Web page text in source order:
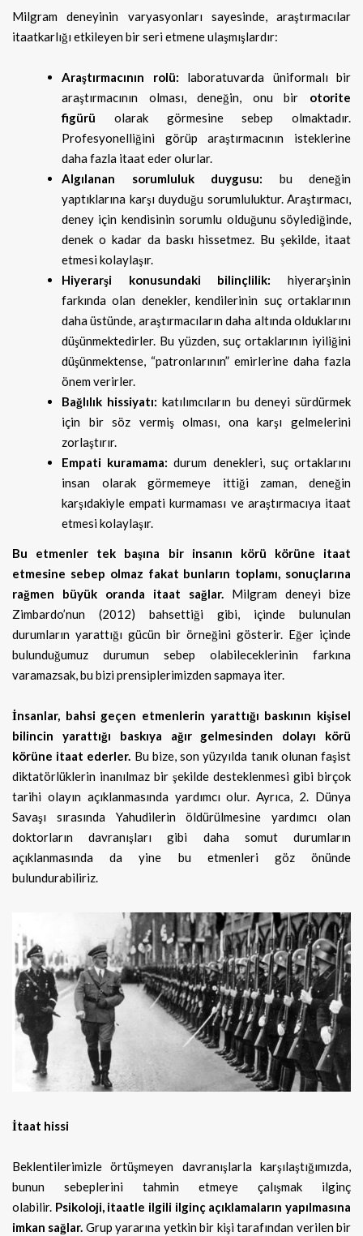
Milgram deneyinin varyasyonları sayesinde, araştırmacılar
itaatkarlığı etkileyen bir seri etmene ulaşmışlardır:
Araştırmacının rolü: laboratuvarda üniformalı bir
araştırmacının olması, deneğin, onu bir otorite
figürü olarak görmesine sebep olmaktadır.
Profesyonelliğini görüp araştırmacının isteklerine
daha fazla itaat eder olurlar.
Algılanan sorumluluk duygusu: bu deneğin
yaptıklarına karşı duyduğu sorumluluktur. Araştırmacı,
deney için kendisinin sorumlu olduğunu söylediğinde,
denek o kadar da baskı hissetmez. Bu şekilde, itaat
etmesi kolaylaşır.
Hiyerarşi konusundaki bilinçlilik: hiyerarşinin
farkında olan denekler, kendilerinin suç ortaklarının
daha üstünde, araştırmacıların daha altında olduklarını
düşünmektedirler. Bu yüzden, suç ortaklarının iyiliğini
düşünmektense, “patronlarının” emirlerine daha fazla
önem verirler.
Bağlılık hissiyatı:katılımcıların bu deneyi sürdürmek
için bir söz vermiş olması, ona karşı gelmelerini
zorlaştırır.
Empati kuramama:durum denekleri, suç ortaklarını
insan olarak görmemeye ittiği zaman, deneğin
karşıdakiyle empati kurmaması ve araştırmacıya itaat
etmesi kolaylaşır.
Bu etmenler tek başına bir insanın körü körüne itaat
etmesine sebep olmaz fakat bunların toplamı, sonuçlarına
rağmen büyük oranda itaat sağlar. Milgram deneyi bize
Zimbardo’nun (2012) bahsettiği gibi, içinde bulunulan
durumların yarattığı gücün bir örneğini gösterir. Eğer içinde
bulunduğumuz durumun sebep olabileceklerinin farkına
varamazsak, bu bizi prensiplerimizden sapmaya iter.
İnsanlar, bahsi geçen etmenlerin yarattığı baskının kişisel
bilincin yarattığı baskıya ağır gelmesinden dolayı körü
körüne itaat ederler. Bu bize, son yüzyılda tanık olunan faşist
diktatörlüklerin inanılmaz bir şekilde desteklenmesi gibi birçok
tarihi olayın açıklanmasında yardımcı olur. Ayrıca, 2. Dünya
Savaşı sırasında Yahudilerin öldürülmesine yardımcı olan
doktorların davranışları gibi daha somut durumların
açıklanmasında da yine bu etmenleri göz önünde
bulundurabiliriz.
İtaat hissi
Beklentilerimizle örtüşmeyen davranışlarla karşılaştığımızda,
bunun sebeplerini tahmin etmeye çalışmak ilginç
olabilir. Psikoloji, itaatle ilgili ilginç açıklamaların yapılmasına
imkan sağlar. Grup yararına yetkin bir kişi tarafından verilen bir